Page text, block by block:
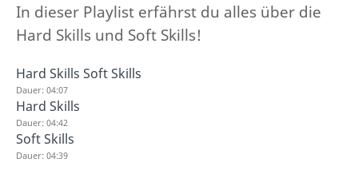
In dieser Playlist erfährst du alles über die
Hard Skills und Soft Skills!
Hard Skills Soft Skills
Dauer: 04:07
Hard Skills
Dauer: 04:42
Soft Skills
Dauer: 04:39